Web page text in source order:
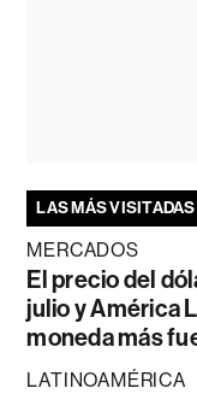
LAS MÁS VISITADAS
MERCADOS
El precio del
julio y América
moneda más
LATINOAMÉRICA